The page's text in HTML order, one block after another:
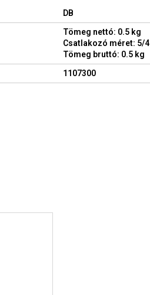
DB
Tömeg nettó: 0.5 kg
Csatlakozó méret: 5/4
Tömeg bruttó: 0.5 kg
1107300